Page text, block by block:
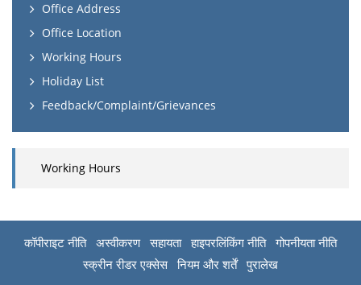
Office Address
Office Location
Working Hours
Holiday List
Feedback/Complaint/Grievances
Working Hours
कॉपीराइट नीति अस्वीकरण सहायता हाइपरलिंकिंग नीति
गोपनीयता नीति
स्क्रीन रीडर एक्सेस
नियम और शर्तें पुरालेख